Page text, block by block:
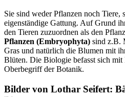
Sie sind weder Pflanzen noch Tiere,
eigenständige Gattung. Auf Grund
den Tieren zuzuordnen als den
Pflanzen (Embryophyta) sind z.B.
Gras und natürlich die Blumen mit
Blüten. Die Biologie befasst sich mit
Oberbegriff der Botanik.
Bilder von Lothar Seifert: